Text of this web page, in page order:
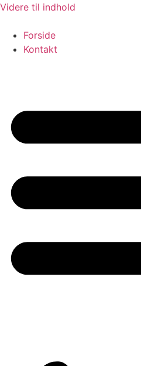
Videre til indhold
Forside
Kontakt